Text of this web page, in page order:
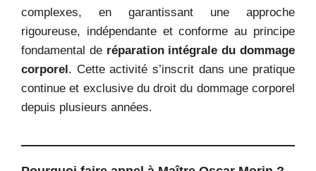
complexes, en garantissant une approche
rigoureuse, indépendante et conforme au principe
fondamental de réparation intégrale du dommage
corporel . Cette activité s’inscrit dans une pratique
continue et exclusive du droit du dommage corporel
depuis plusieurs années.